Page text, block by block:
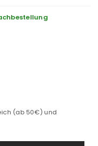
(ab 50€) und